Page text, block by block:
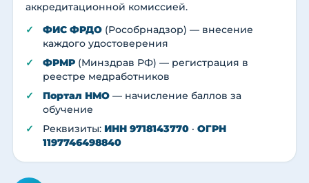
аккредитационной комиссией.
ФИС ФРДО (Рособрнадзор) — внесение
каждого удостоверения
ФРМР (Минздрав РФ) — регистрация в
реестре медработников
Портал НМО — начисление баллов за
обучение
Реквизиты: ИНН 9718143770 · ОГРН
1197746498840